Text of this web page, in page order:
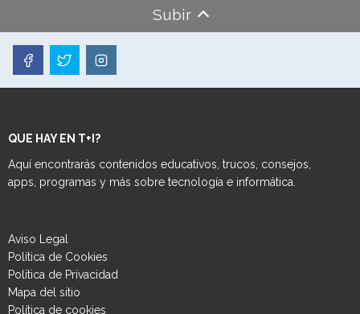
Subir
QUE HAY EN T+I?
Aquí encontrarás contenidos educativos, trucos, consejos,
apps, programas y más sobre tecnología e informática.
Aviso Legal
Política de Cookies
Política de Privacidad
Mapa del sitio
Política de cookies